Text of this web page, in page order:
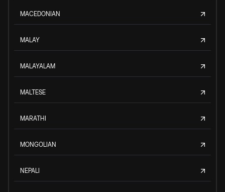
MACEDONIAN
MALAY
MALAYALAM
MALTESE
MARATHI
MONGOLIAN
NEPALI